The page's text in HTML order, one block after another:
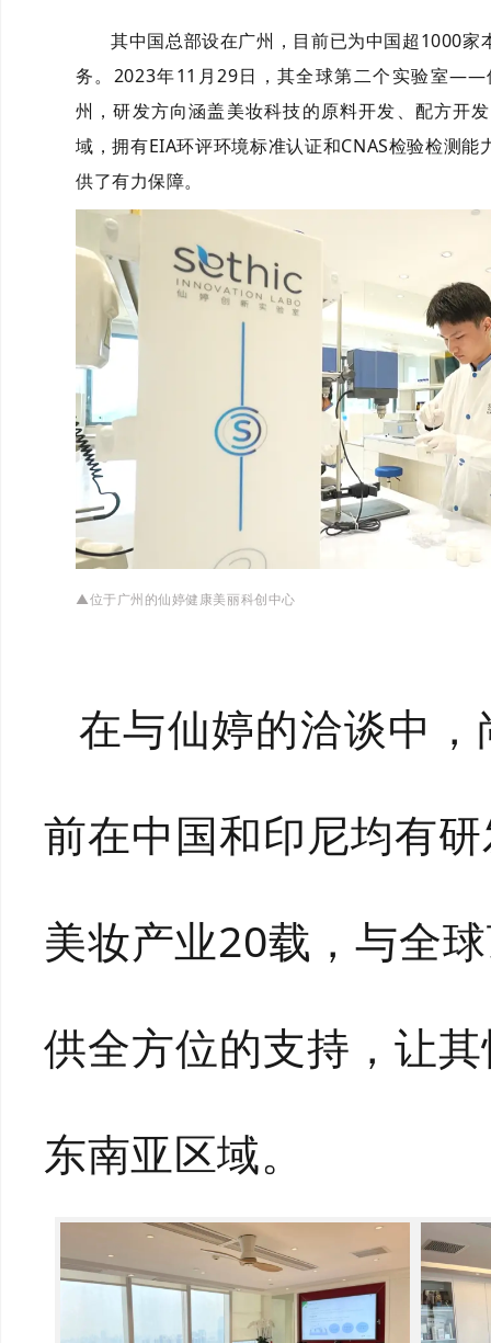
其中国总部设在广州，目前已为中国超1000家
务。2023年11月29日，其全球第二个实验室——
州，研发方向涵盖美妆科技的原料开发、配方开
域，拥有EIA环评环境标准认证和CNAS检验检测
供了有力保障。
▲位于广州的仙婷健康美丽科创中心
在与仙婷的洽谈中
前在中国和印尼均有
美妆产业20载，与全
供全方位的支持，让
东南亚区域。